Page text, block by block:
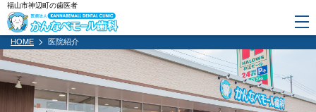
福山市神辺町の歯医者
HOME 医院紹介